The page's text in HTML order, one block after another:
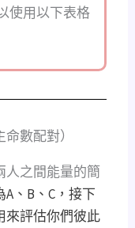
使用以下表格
數配對）
人之間能量的簡
、B、C，接下
來評估你們彼此